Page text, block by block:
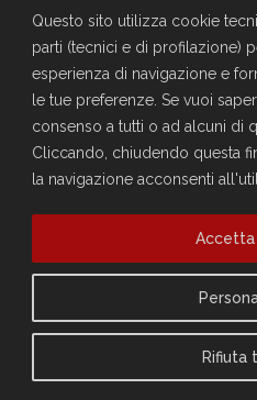
Questo sito utilizza cookie
parti (tecnici e di profilazione)
esperienza di navigazione e
le tue preferenze. Se vuoi
consenso a tutti o ad alcuni di
Cliccando, chiudendo questa
la navigazione acconsenti
Rifiuta
Largo Don
Telefono:
CF.
Vuoi diventare socio del
Sei già socio?
Compila il form per richiedere
Privacy
Cookie